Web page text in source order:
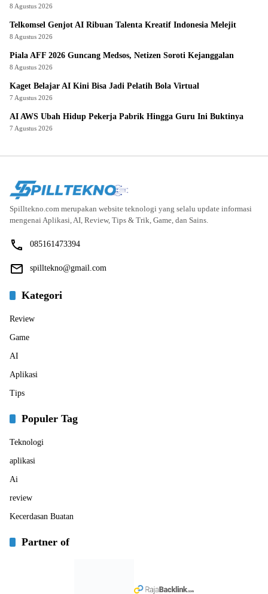
8 Agustus 2026
Telkomsel Genjot AI Ribuan Talenta Kreatif Indonesia Melejit
8 Agustus 2026
Piala AFF 2026 Guncang Medsos, Netizen Soroti Kejanggalan
8 Agustus 2026
Kaget Belajar AI Kini Bisa Jadi Pelatih Bola Virtual
7 Agustus 2026
AI AWS Ubah Hidup Pekerja Pabrik Hingga Guru Ini Buktinya
7 Agustus 2026
Spilltekno.com merupakan website teknologi yang selalu update informasi
mengenai Aplikasi, AI, Review, Tips & Trik, Game, dan Sains.
085161473394
spilltekno@gmail.com
Kategori
Review
Game
AI
Aplikasi
Tips
Populer Tag
Teknologi
aplikasi
Ai
review
Kecerdasan Buatan
Partner of